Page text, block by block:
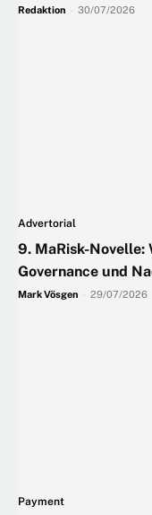
Redaktion 30/07/2026
Advertorial
9. MaRisk-
Governance und
Mark Vösgen 29/07/2026
Payment